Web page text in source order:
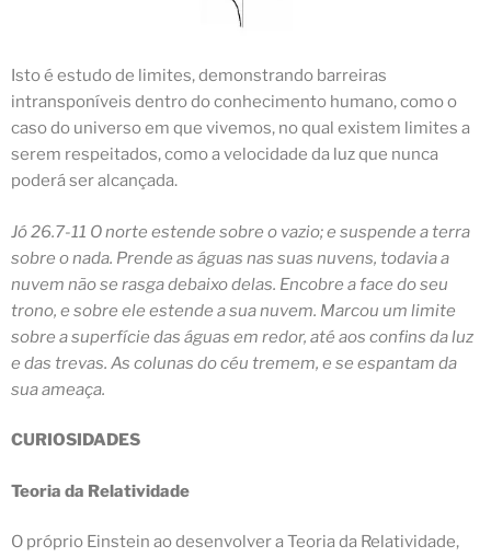
Isto é estudo de limites, demonstrando barreiras
intransponíveis dentro do conhecimento humano, como o
caso do universo em que vivemos, no qual existem limites a
serem respeitados, como a velocidade da luz que nunca
poderá ser alcançada.
Jó 26.7-11 O norte estende sobre o vazio; e suspende a terra
sobre o nada. Prende as águas nas suas nuvens, todavia a
nuvem não se rasga debaixo delas. Encobre a face do seu
trono, e sobre ele estende a sua nuvem. Marcou um limite
sobre a superfície das águas em redor, até aos confins da luz
e das trevas. As colunas do céu tremem, e se espantam da
sua ameaça.
CURIOSIDADES
Teoria da Relatividade
O próprio Einstein ao desenvolver a Teoria da Relatividade,